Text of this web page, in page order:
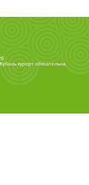
Кубань курорт обязательна.